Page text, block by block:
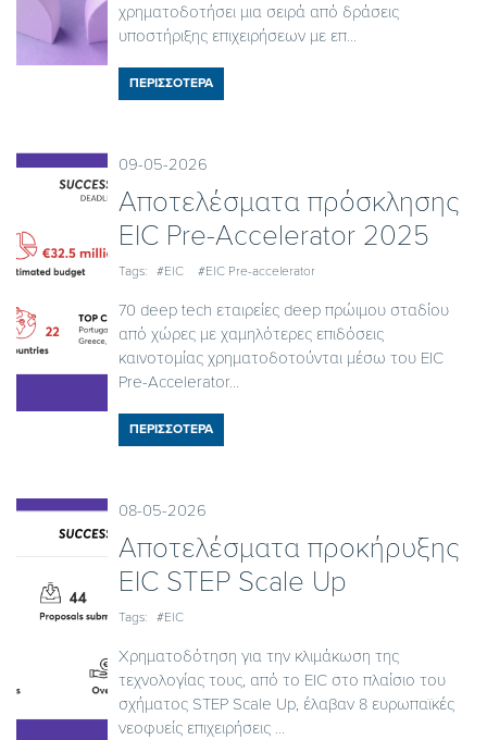
χρηματοδοτήσει μια σειρά από δράσεις
υποστήριξης επιχειρήσεων με επ...
ΠΕΡΙΣΣΟΤΕΡΑ
09-05-2026
Αποτελέσματα πρόσκλησης
EIC Pre-Accelerator 2025
Tags: #EIC #EIC Pre-accelerator
70 deep tech εταιρείες deep πρώιμου σταδίου
από χώρες με χαμηλότερες επιδόσεις
καινοτομίας χρηματοδοτούνται μέσω του EIC
Pre-Accelerator...
ΠΕΡΙΣΣΟΤΕΡΑ
08-05-2026
Αποτελέσματα προκήρυξης
EIC STEP Scale Up
Tags: #EIC
Χρηματοδότηση για την κλιμάκωση της
τεχνολογίας τους, από το EIC στο πλαίσιο του
σχήματος STEP Scale Up, έλαβαν 8 ευρωπαϊκές
νεοφυείς επιχειρήσεις ...